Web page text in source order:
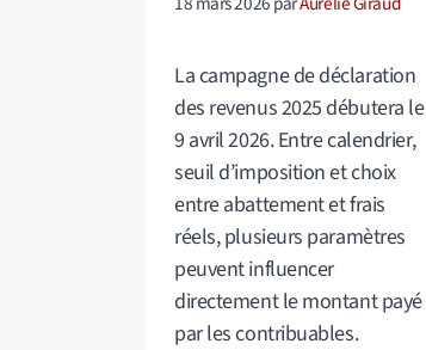
La campagne de déclaration
des revenus 2025 débutera le
9 avril 2026. Entre calendrier,
seuil d’imposition et choix
entre abattement et frais
réels, plusieurs paramètres
peuvent influencer
directement le montant payé
par les contribuables.